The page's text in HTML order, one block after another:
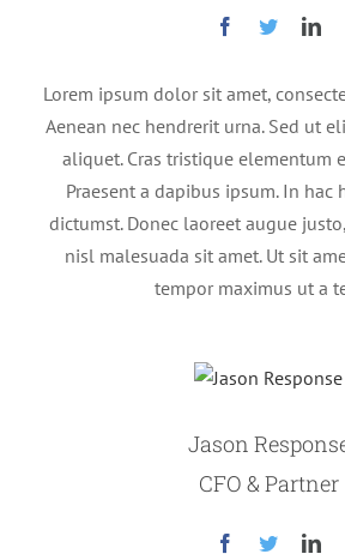
Lorem ipsum dolor sit amet,
Aenean nec hendrerit urna. Sed ut
aliquet. Cras tristique elementum
Praesent a dapibus ipsum. In hac
dictumst. Donec laoreet augue
nisl malesuada sit amet. Ut sit
tempor maximus ut a
Jason
CFO & Partner